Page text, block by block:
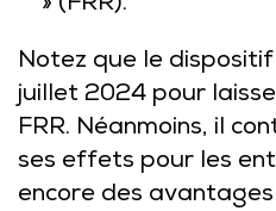
Notez que le
juillet 2024 pour
FRR. Néanmoins, il
ses effets pour les
encore des